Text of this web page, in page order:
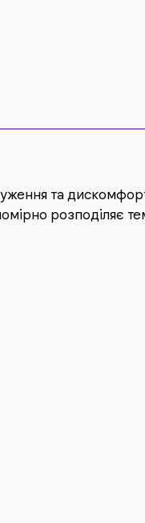
та дискомфорт
розподіляє